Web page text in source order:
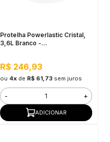
Protelha Powerlastic Cristal,
3,6L Branco -
R$ 246,93
ou 4xde R$ 61,73 sem juros
- +
ADICIONAR